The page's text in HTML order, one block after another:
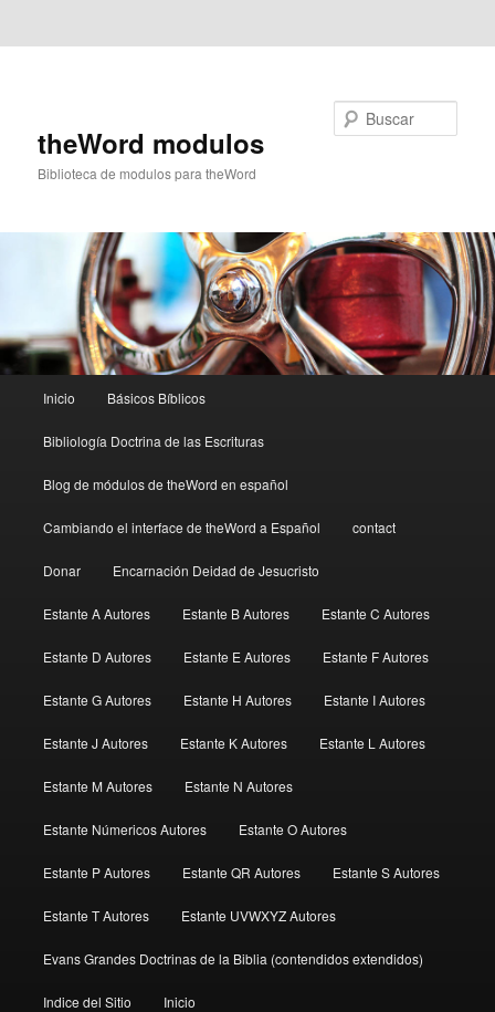
theWord modulos
Biblioteca de modulos para theWord
principal
Inicio Básicos Bíblicos
Bibliología Doctrina de las Escrituras
Blog de módulos de theWord en español
Cambiando el interface de theWord a Español contact
Donar Encarnación Deidad de Jesucristo
Estante A Autores Estante B Autores Estante C Autores
Estante D Autores Estante E Autores Estante F Autores
Estante G Autores Estante H Autores Estante I Autores
Estante J Autores Estante K Autores Estante L Autores
Estante M Autores Estante N Autores
Estante Númericos Autores Estante O Autores
Estante P Autores Estante QR Autores Estante S Autores
Estante T Autores Estante UVWXYZ Autores
Evans Grandes Doctrinas de la Biblia (contendidos extendidos)
Indice del Sitio Inicio